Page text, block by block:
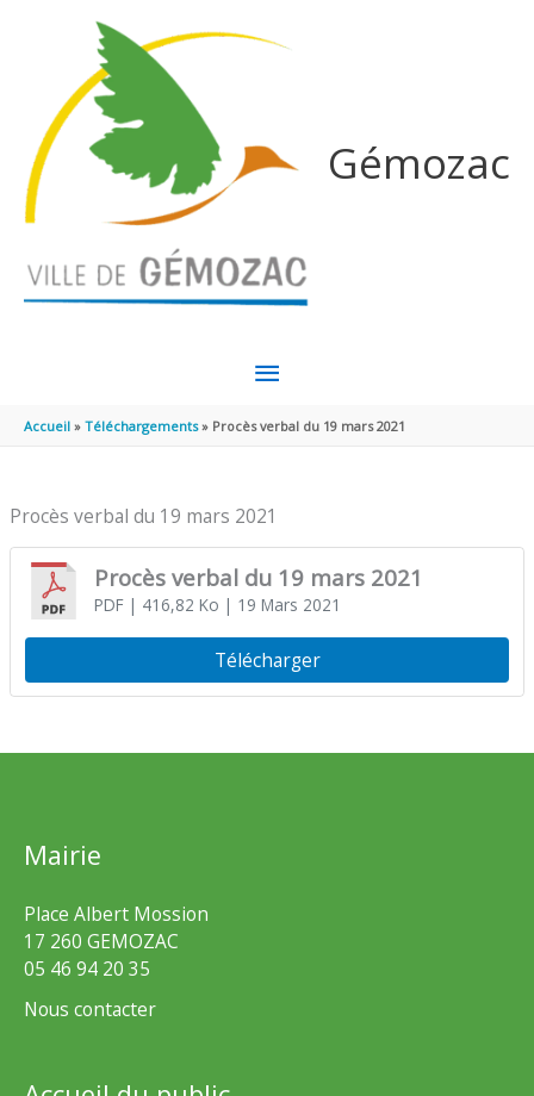
Gémozac
MENU
PRINCIPAL
Accueil Téléchargements Procès verbal du 19 mars 2021
Procès verbal du 19 mars 2021
Procès verbal du 19 mars 2021
PDF| 416,82 Ko | 19 Mars 2021
Télécharger
Mairie
Place Albert Mossion
17 260 GEMOZAC
05 46 94 20 35
Nous contacter